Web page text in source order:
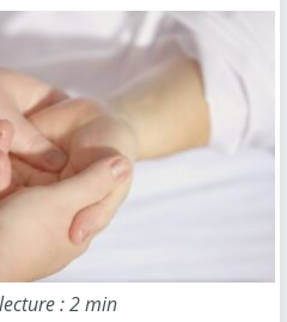
distance ou pour soi-
même
: 2 min